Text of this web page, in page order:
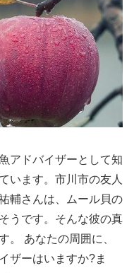
アドバイザーとして知
います。市川市の友人
輔さんは、ムール貝の
うです。そんな彼の真
。 あなたの周囲に、
ザーはいますか?ま